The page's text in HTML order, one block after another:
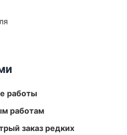
работы
работам
заказ редких